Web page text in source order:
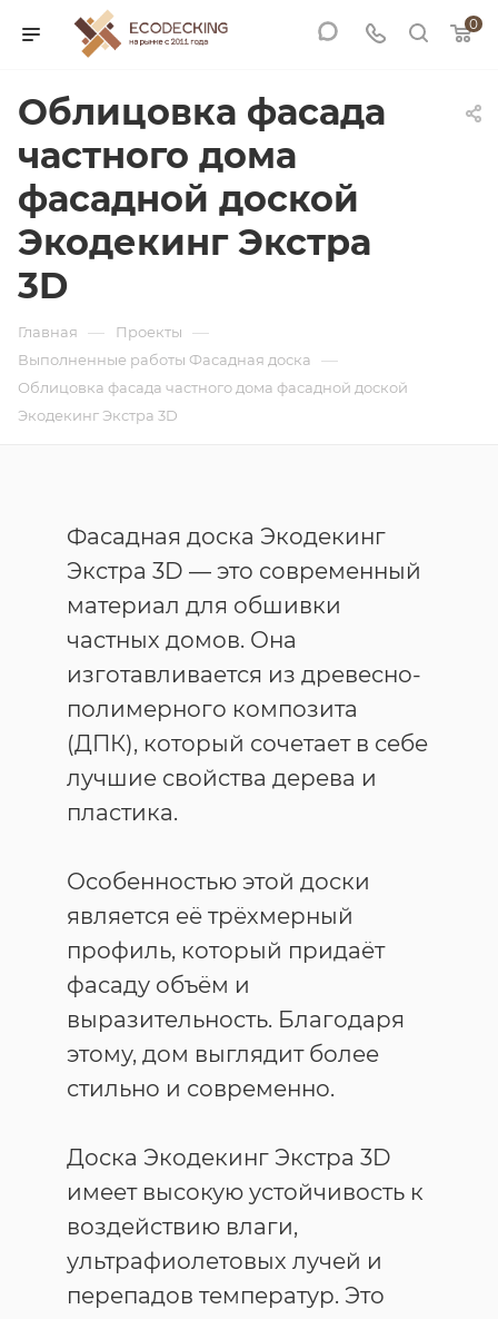
0
Облицовка фасада
частного дома
фасадной доской
Экодекинг Экстра
3D
Главная — Проекты —
Выполненные работы Фасадная доска —
Облицовка фасада частного дома фасадной доской
Экодекинг Экстра 3D
Фасадная доска Экодекинг
Экстра 3D — это современный
материал для обшивки
частных домов. Она
изготавливается из древесно-
полимерного композита
(ДПК), который сочетает в себе
лучшие свойства дерева и
пластика.
Особенностью этой доски
является её трёхмерный
профиль, который придаёт
фасаду объём и
выразительность. Благодаря
этому, дом выглядит более
стильно и современно.
Доска Экодекинг Экстра 3D
имеет высокую устойчивость к
воздействию влаги,
ультрафиолетовых лучей и
перепадов температур. Это